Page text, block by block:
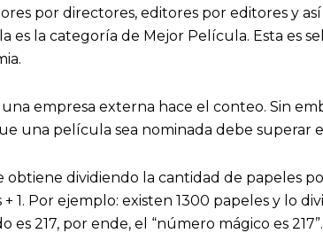
por directores, editores por editores y así
es la categoría de Mejor Película. Esta es
empresa externa hace el conteo. Sin
una película sea nominada debe superar
obtiene dividiendo la cantidad de papeles
1. Por ejemplo: existen 1300 papeles y lo
es 217, por ende, el “número mágico es 217”.